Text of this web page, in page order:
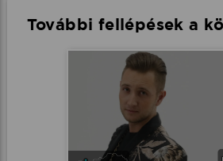
További fellépések a